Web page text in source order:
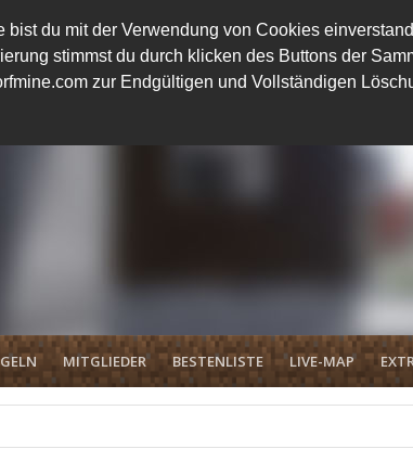
du mit der Verwendung von Cookies
stimmst du durch klicken des Buttons der
zur Endgültigen und Vollständigen
MITGLIEDER BESTENLISTE LIVE-MAP